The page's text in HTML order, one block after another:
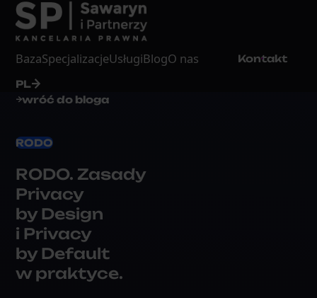
BazaSpecjalizacjeUsługiBlogO nas Kontakt
PL
wróć do bloga
RODO
RODO. Zasady
Privacy
by Design
i Privacy
by Default
w praktyce.